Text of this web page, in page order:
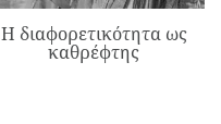
Η διαφορετικότητα ως
καθρέφτης